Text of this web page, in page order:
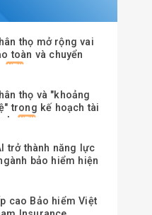
thọ mở rộng vai
toàn và chuyển
thọ và "khoảng
trong kế hoạch tài
trở thành năng lực
bảo hiểm hiện
cao Bảo hiểm Việt